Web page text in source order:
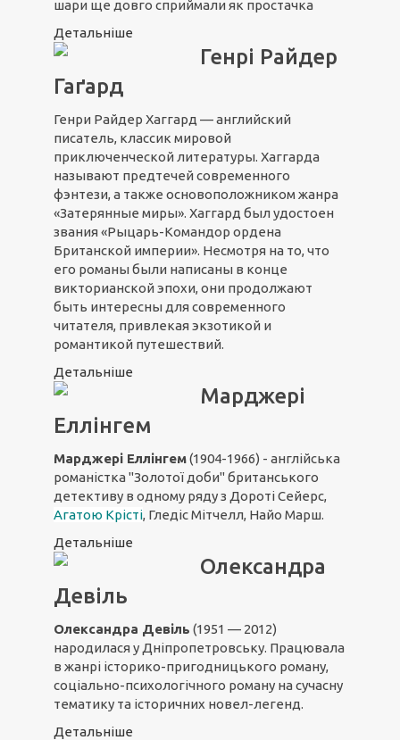
шари ще довго сприймали як простачка
Детальніше
Генрі Райдер
Гаґард
Генри Райдер Хаггард — английский
писатель, классик мировой
приключенческой литературы. Хаггарда
называют предтечей современного
фэнтези, а также основоположником жанра
«Затерянные миры». Хаггард был удостоен
звания «Рыцарь-Командор ордена
Британской империи». Несмотря на то, что
его романы были написаны в конце
викторианской эпохи, они продолжают
быть интересны для современного
читателя, привлекая экзотикой и
романтикой путешествий.
Детальніше
Марджері
Еллінгем
Марджері Еллінгем(1904-1966) - англійська
романістка "Золотої доби" британського
детективу в одному ряду з Дороті Сейерс,
Агатою Крісті, Гледіс Мітчелл, Найо Марш.
Детальніше
Олександра
Девіль
Олександра Девіль (1951 — 2012)
народилася у Дніпропетровську. Працювала
в жанрі історико-пригодницького роману,
соціально-психологічного роману на сучасну
тематику та історичних новел-легенд.
Детальніше